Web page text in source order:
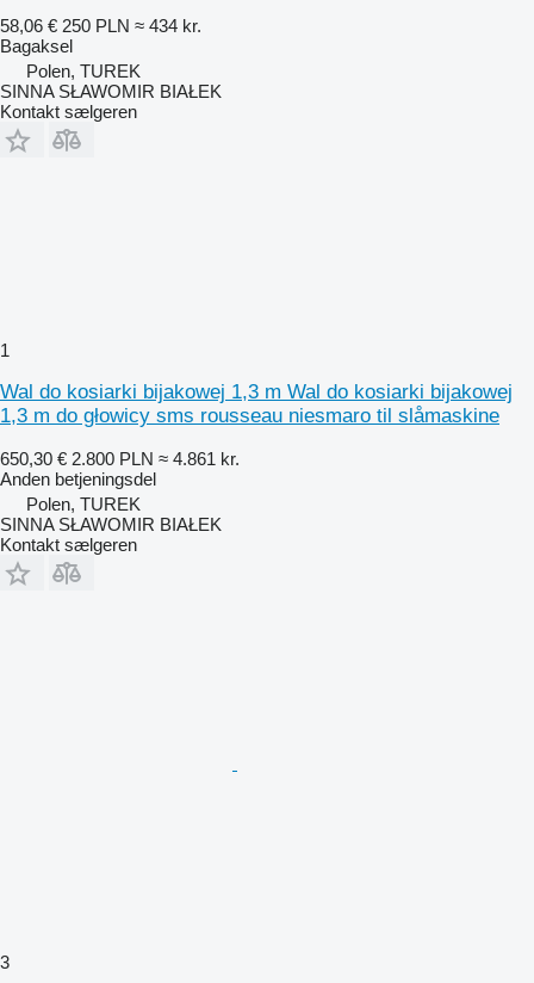
58,06 € 250 PLN ≈ 434 kr.
Bagaksel
Polen, TUREK
SINNA SŁAWOMIR BIAŁEK
Kontakt sælgeren
1
Wal do kosiarki bijakowej 1,3 m Wal do kosiarki bijakowej
1,3 m do głowicy sms rousseau niesmaro til slåmaskine
650,30 € 2.800 PLN ≈ 4.861 kr.
Anden betjeningsdel
Polen, TUREK
SINNA SŁAWOMIR BIAŁEK
Kontakt sælgeren
3